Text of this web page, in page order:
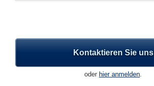
Kontaktieren Sie uns
oder hier anmelden.